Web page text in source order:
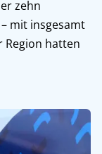
zehn
mit insgesamt
Region hatten